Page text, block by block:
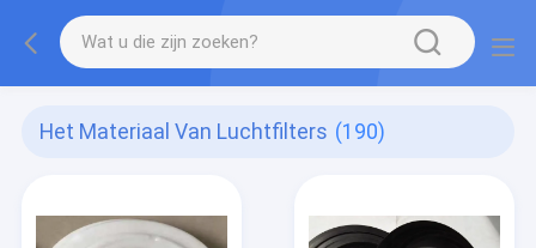
Het Materiaal Van Luchtfilters (190)